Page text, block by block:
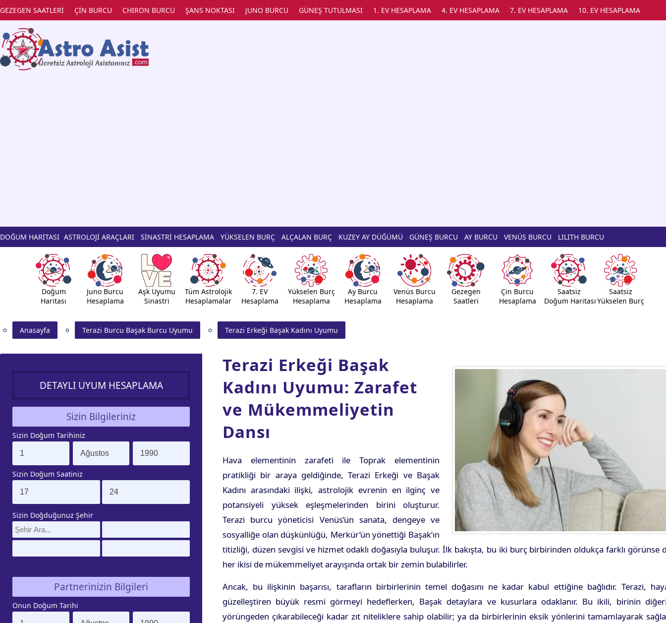
GEZEGEN SAATLERİ ÇİN BURCU CHIRON BURCU ŞANS NOKTASI JUNO BURCU GÜNEŞ TUTULMASI 1. EV HESAPLAMA 4. EV HESAPLAMA 7. EV HESAPLAMA 10. EV HESAPLAMA
DOĞUM HARİTASI ASTROLOJİ ARAÇLARI SİNASTRİ HESAPLAMA YÜKSELEN BURÇ ALÇALAN BURÇ KUZEY AY DÜĞÜMÜ GÜNEŞ BURCU AY BURCU VENÜS BURCU LILITH BURCU
Doğum
Haritası
Juno Burcu
Hesaplama
Aşk Uyumu
Sinastri
Tüm Astrolojik
Hesaplamalar
7. EV
Hesaplama
Yükselen Burç
Hesaplama
Ay Burcu
Hesaplama
Venüs Burcu
Hesaplama
Gezegen
Saatleri
Çin Burcu
Hesaplama
Saatsiz
Doğum Haritası
Saatsiz
Yükselen Burç
Anasayfa Terazi Burcu Başak Burcu Uyumu Terazi Erkeği Başak Kadını Uyumu
DETAYLI UYUM HESAPLAMA
Sizin Bilgileriniz
Sizin Doğum Tarihiniz
Sizin Doğum Saatiniz
Sizin Doğduğunuz Şehir
Partnerinizin Bilgileri
Onun Doğum Tarihi
Terazi Erkeği Başak
Kadını Uyumu: Zarafet
ve Mükemmeliyetin
Dansı
Hava elementinin zarafeti ile Toprak elementinin
pratikliği bir araya geldiğinde, Terazi Erkeği ve Başak
Kadını arasındaki ilişki, astrolojik evrenin en ilginç ve
potansiyeli yüksek eşleşmelerinden birini oluşturur.
Terazi burcu yöneticisi Venüs’ün sanata, dengeye ve
sosyalliğe olan düşkünlüğü, Merkür’ün yönettiği Başak’ın
titizliği, düzen sevgisi ve hizmet odaklı doğasıyla buluşur. İlk bakışta, bu iki burç birbirinden oldukça farklı görünse
her ikisi de mükemmeliyet arayışında ortak bir zemin bulabilirler.
Ancak, bu ilişkinin başarısı, tarafların birbirlerinin temel doğasını ne kadar kabul ettiğine bağlıdır. Terazi,
güzelleştiren büyük resmi görmeyi hedeflerken, Başak detaylara ve kusurlara odaklanır. Bu ikili, birinin
yörüngeden çıkarabileceği kadar zıt niteliklere sahip olabilir; ya da birbirlerinin eksik yönlerini tamamlayarak